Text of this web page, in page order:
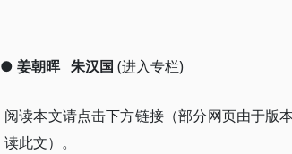
● 姜朝晖 朱汉国 (进入专栏)
阅读本文请点击下方链接（部分网页由于版
读此文）。